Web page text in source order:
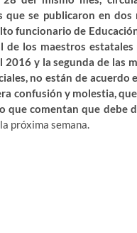
que se publicaron en dos
funcionario de
de los maestros
2016 y la segunda de las
no están de
confusión y molestia,
que comentan que debe
próxima semana.